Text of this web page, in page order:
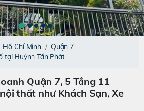
Hồ Chí Minh
Quận 7
tại Huỳnh Tấn Phát
Quận 7, 5 Tầng 11
thất như Khách Sạn, Xe